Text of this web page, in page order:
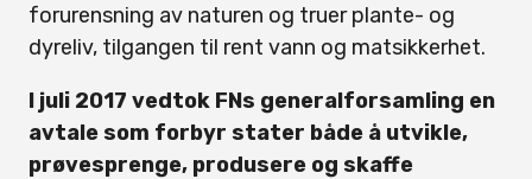
forurensning av naturen og truer plante- og
dyreliv, tilgangen til rent vann og matsikkerhet.
I juli 2017 vedtok FNs generalforsamling en
avtale som forbyr stater både å utvikle,
prøvesprenge, produsere og skaffe